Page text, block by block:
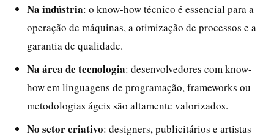
Na indústria: o know-how técnico é essencial para a
operação de máquinas, a otimização de processos e a
garantia de qualidade.
Na área de tecnologia: desenvolvedores com know-
how em linguagens de programação, frameworks ou
metodologias ágeis são altamente valorizados.
No setor criativo: designers, publicitários e artistas